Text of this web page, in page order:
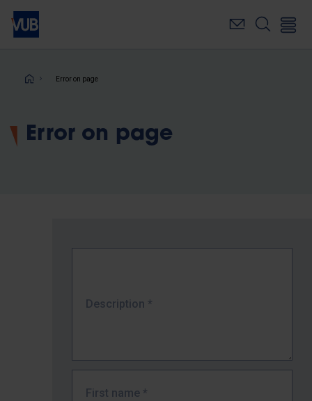
Skip
main
Breadcrumb
Error on page
Error on page
Description *
First name *